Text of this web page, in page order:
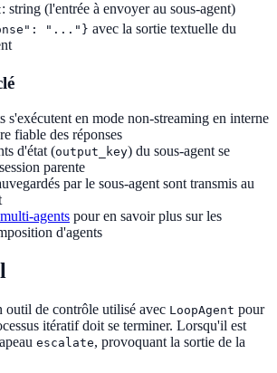
: string (l'entrée à envoyer au sous-agent)
"..."} avec la sortie textuelle du
s'exécutent en mode non-streaming en interne
fiable des réponses
d'état (output_key) du sous-agent se
parente
par le sous-agent sont transmis au
agents pour en savoir plus sur les
d'agents
outil de contrôle utilisé avec LoopAgent pour
itératif doit se terminer. Lorsqu'il est
escalate, provoquant la sortie de la